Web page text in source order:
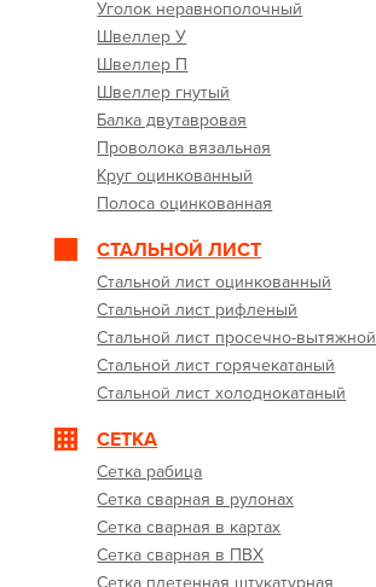
Уголок неравнополочный
Швеллер У
Швеллер П
Швеллер гнутый
Балка двутавровая
Проволока вязальная
Круг оцинкованный
Полоса оцинкованная
СТАЛЬНОЙ ЛИСТ
Стальной лист оцинкованный
Стальной лист рифленый
Стальной лист просечно-вытяжной
Стальной лист горячекатаный
Стальной лист холоднокатаный
СЕТКА
Сетка рабица
Сетка сварная в рулонах
Сетка сварная в картах
Сетка сварная в ПВХ
Сетка плетенная штукатурная